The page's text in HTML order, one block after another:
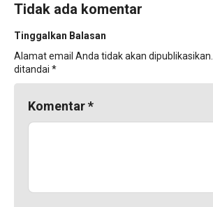
Tidak ada komentar
Tinggalkan Balasan
Alamat email Anda tidak akan dipublikasikan.
ditandai *
Komentar*